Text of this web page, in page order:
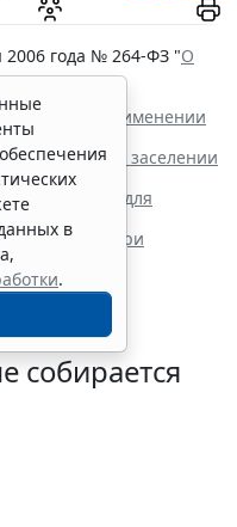
2006 года № 264-ФЗ "О
налога при применении
действий при заселении
платформа для
клиентов при
собирается
в
.